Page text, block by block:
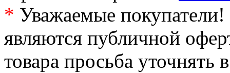
* Уважаемые
являются публичной
товара просьба уточнять